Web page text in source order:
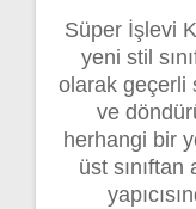
Süper İşlevi
yeni stil
olarak geçerli
ve
herhangi bir
üst sınıftan